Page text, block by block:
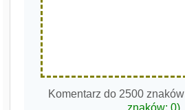
Komentarz do 2500 znaków
znaków:0)